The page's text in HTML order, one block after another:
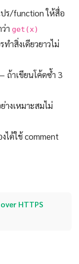
ร/function ให้สื่อ
า get(x)
ำสิ่งเดียวยาวไม่
ถ้าเขียนโค้ดซ้ำ 3
างเหมาะสมไม่
ได้ใช้ comment
HTTPS